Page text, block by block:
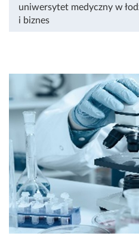
uniwersytet medyczny w
i biznes